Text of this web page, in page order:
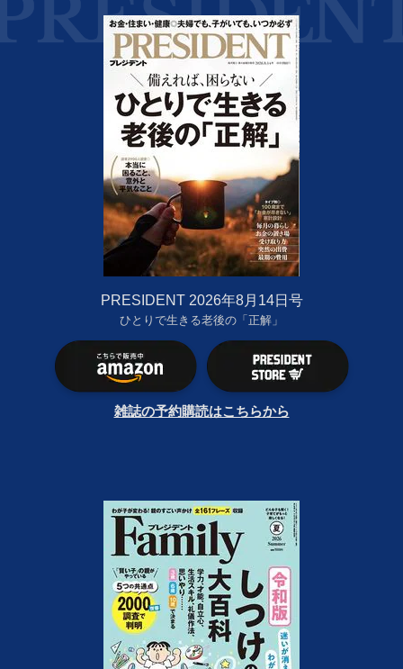
PRESIDENT 2026年8月14日号
ひとりで生きる老後の「正解」
雑誌の予約購読はこちらから